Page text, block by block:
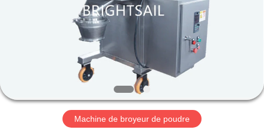
PRODUITS
AU
SUJET
Machine de broyeur de poudre